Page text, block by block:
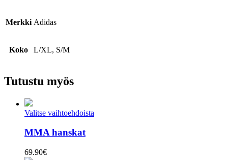
Merkki Adidas
Koko L/XL, S/M
Tutustu myös
Valitse vaihtoehdoista
MMA hanskat
69.90€